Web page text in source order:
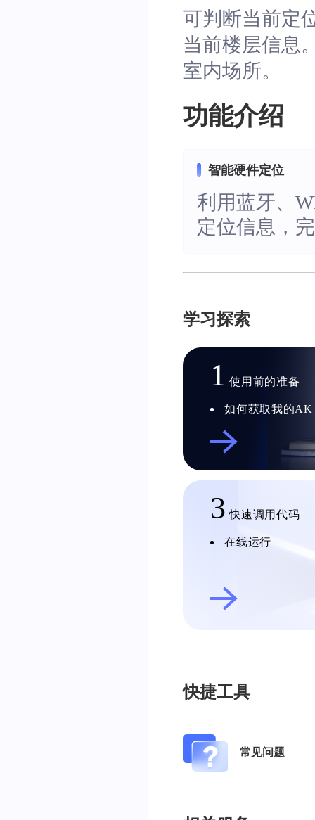
可判断当前定
当前楼层信息
室内场所。
功能介绍
智能硬件定位
利用蓝牙、
定位信息，
学习探索
1 使用前的准备
如何获取我的AK
3 快速调用代码
在线运行
快捷工具
常见问题